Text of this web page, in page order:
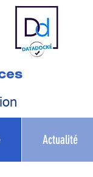
Actualité